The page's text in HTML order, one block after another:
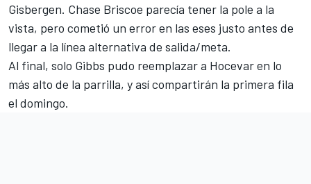
Gisbergen. Chase Briscoe parecía tener la pole a la
vista, pero cometió un error en las eses justo antes de
llegar a la línea alternativa de salida/meta.
Al final, solo Gibbs pudo reemplazar a Hocevar en lo
más alto de la parrilla, y así compartirán la primera fila
el domingo.